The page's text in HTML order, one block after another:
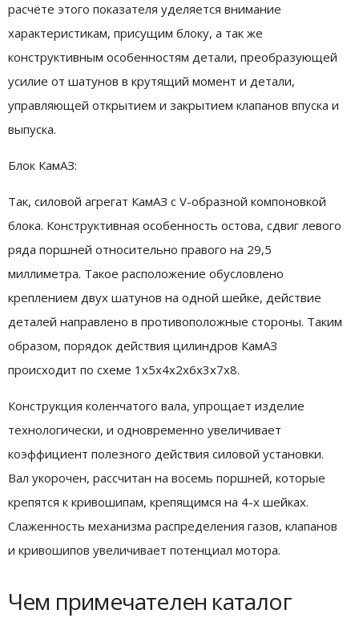
расчёте этого показателя уделяется внимание
характеристикам, присущим блоку, а так же
конструктивным особенностям детали, преобразующей
усилие от шатунов в крутящий момент и детали,
управляющей открытием и закрытием клапанов впуска и
выпуска.
Блок КамАЗ:
Так, силовой агрегат КамАЗ с V-образной компоновкой
блока. Конструктивная особенность остова, сдвиг левого
ряда поршней относительно правого на 29,5
миллиметра. Такое расположение обусловлено
креплением двух шатунов на одной шейке, действие
деталей направлено в противоположные стороны. Таким
образом, порядок действия цилиндров КамАЗ
происходит по схеме 1х5х4х2х6х3х7х8.
Конструкция коленчатого вала, упрощает изделие
технологически, и одновременно увеличивает
коэффициент полезного действия силовой установки.
Вал укорочен, рассчитан на восемь поршней, которые
крепятся к кривошипам, крепящимся на 4-х шейках.
Слаженность механизма распределения газов, клапанов
и кривошипов увеличивает потенциал мотора.
Чем примечателен каталог